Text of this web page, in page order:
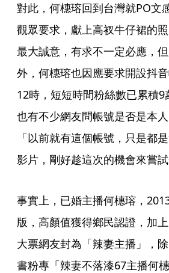
對此，何橞瑢回到台灣就PO文
觀眾要求，獻上高衩牛仔裙的
最大誠意，有求不一定必應，
外，何橞瑢也因應要求開設抖
12時，短短時間粉絲數已累積
也有不少網友問帳號是否是本
「以前就有這個帳號，只是都
影片，剛好趁這次的機會來嘗試
事實上，已婚主播何橞瑢，
版，高顏值獲得鄉民認證，加
大票網友封為「辣妻主播」，
書粉專「辣妻不落漆67主播何橞